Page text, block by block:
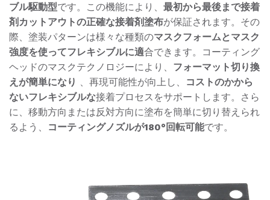
ブル駆動型です。この機能により、 最初から最後まで接着
剤カットアウトの正確な接着剤塗布が保証されます。その
際、塗装パターンは様々な種類のマスクフォームとマスク
強度を使ってフレキシブルに適合できます。コーティング
ヘッドのマスクテクノロジーにより、 フォーマット切り換
えが簡単になり 、再現可能性が向上し、
コストのかから
ないフレキシブルな接着プロセスをサポートします。さら
に、移動方向または反対方向に塗布を簡単に切り替えられ
るよう、
コーティングノズルが180°回転可能です。